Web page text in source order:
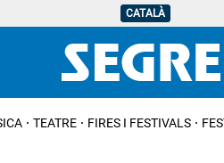
CATALÀ
TEATRE FIRES I FESTIVALS